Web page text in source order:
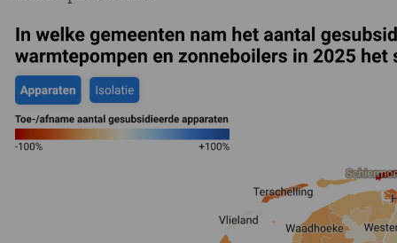
Image